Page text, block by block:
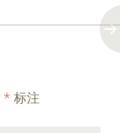
* 标注